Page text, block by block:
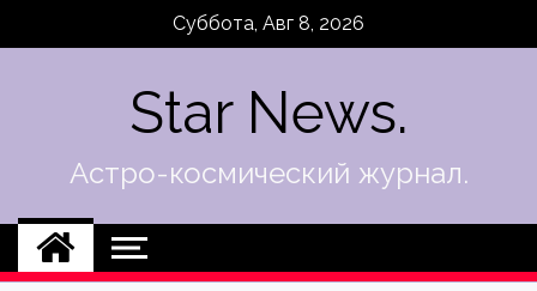
Суббота, Авг 8, 2026
Star News.
Астро-космический журнал.